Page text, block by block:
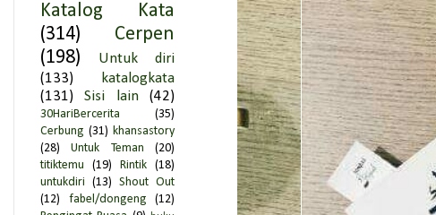
► 2025(27)
► 2024
► 2023 (46)
►2022(50)
►2021(45)
► 2020(92)
►2019 (66)
► 2018(95)
Katalog Kata
(314)
Cerpen
(198)
Untuk diri
(133)
katalogkata
(131)
Sisi lain (42)
30HariBercerita
(35)
Cerbung (31) khansastory
(28)
Untuk Teman
(20)
titiktemu
(19) Rintik (18)
untukdiri (13) Shout Out
(12)
fabel/dongeng
(12)